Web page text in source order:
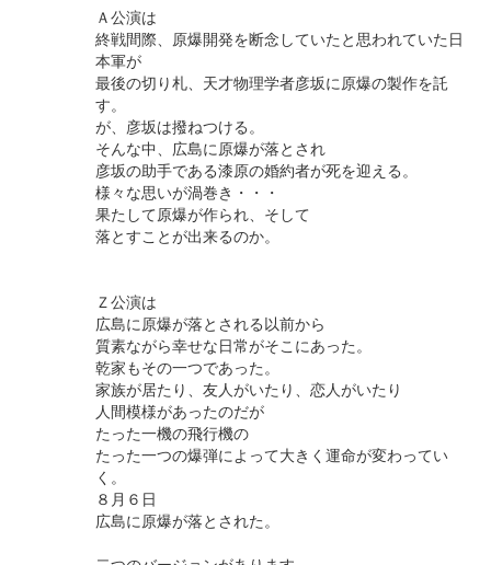
Ａ公演は
終戦間際、原爆開発を断念していたと思われていた日
本軍が
最後の切り札、天才物理学者彦坂に原爆の製作を託
す。
が、彦坂は撥ねつける。
そんな中、広島に原爆が落とされ
彦坂の助手である漆原の婚約者が死を迎える。
様々な思いが渦巻き・・・
果たして原爆が作られ、そして
落とすことが出来るのか。
Ｚ公演は
広島に原爆が落とされる以前から
質素ながら幸せな日常がそこにあった。
乾家もその一つであった。
家族が居たり、友人がいたり、恋人がいたり
人間模様があったのだが
たった一機の飛行機の
たった一つの爆弾によって大きく運命が変わってい
く。
８月６日
広島に原爆が落とされた。